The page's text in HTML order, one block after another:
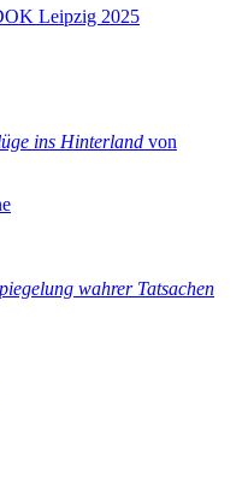
Leipzig 2025
ins Hinterland von
wahrer Tatsachen